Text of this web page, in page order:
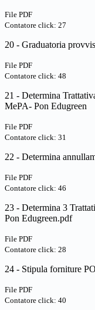
File PDF
Contatore click: 27
20 - Graduatoria
File PDF
Contatore click: 48
21 - Determina
MePA- Pon Edugreen
File PDF
Contatore click: 31
22 - Determina
File PDF
Contatore click: 46
23 - Determina 3
Pon Edugreen.pdf
File PDF
Contatore click: 28
24 - Stipula forniture
File PDF
Contatore click: 40